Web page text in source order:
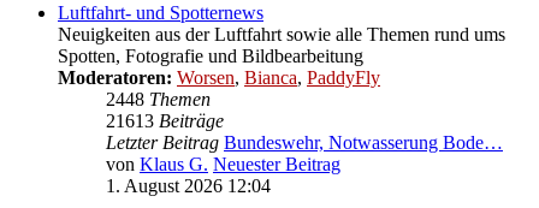
Luftfahrt- und Spotternews
Neuigkeiten aus der Luftfahrt sowie alle Themen rund ums
Spotten, Fotografie und Bildbearbeitung
Moderatoren: Worsen, Bianca, PaddyFly
2448 Themen
21613 Beiträge
Letzter Beitrag Bundeswehr, Notwasserung Bode…
von Klaus G. Neuester Beitrag
1. August 2026 12:04